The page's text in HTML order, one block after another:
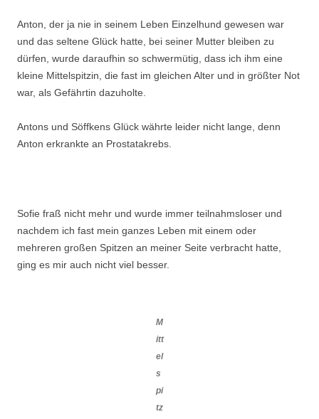
Anton, der ja nie in seinem Leben Einzelhund gewesen war
und das seltene Glück hatte, bei seiner Mutter bleiben zu
dürfen, wurde daraufhin so schwermütig, dass ich ihm eine
kleine Mittelspitzin, die fast im gleichen Alter und in größter Not
war, als Gefährtin dazuholte.
Antons und Söffkens Glück währte leider nicht lange, denn
Anton erkrankte an Prostatakrebs.
Sofie fraß nicht mehr und wurde immer teilnahmsloser und
nachdem ich fast mein ganzes Leben mit einem oder
mehreren großen Spitzen an meiner Seite verbracht hatte,
ging es mir auch nicht viel besser.
M
itt
el
s
pi
tz